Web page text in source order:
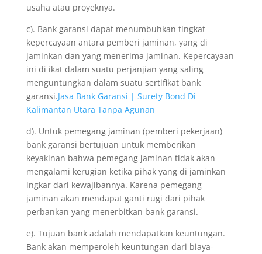
usaha atau proyeknya.
c). Bank garansi dapat menumbuhkan tingkat
kepercayaan antara pemberi jaminan, yang di
jaminkan dan yang menerima jaminan. Kepercayaan
ini di ikat dalam suatu perjanjian yang saling
menguntungkan dalam suatu sertifikat bank
garansi.Jasa Bank Garansi | Surety Bond Di
Kalimantan Utara Tanpa Agunan
d). Untuk pemegang jaminan (pemberi pekerjaan)
bank garansi bertujuan untuk memberikan
keyakinan bahwa pemegang jaminan tidak akan
mengalami kerugian ketika pihak yang di jaminkan
ingkar dari kewajibannya. Karena pemegang
jaminan akan mendapat ganti rugi dari pihak
perbankan yang menerbitkan bank garansi.
e). Tujuan bank adalah mendapatkan keuntungan.
Bank akan memperoleh keuntungan dari biaya-